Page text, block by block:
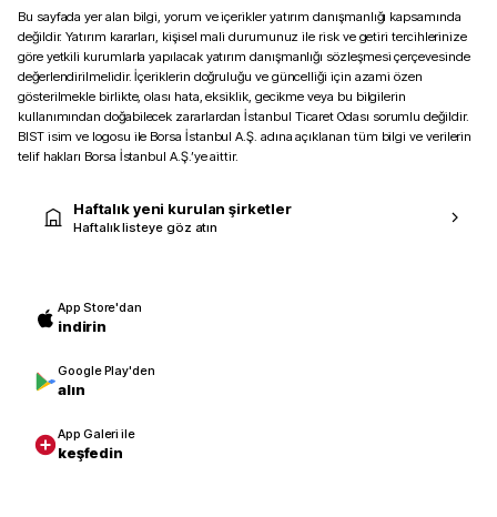
Bu sayfada yer alan bilgi, yorum ve içerikler yatırım danışmanlığı kapsamında
değildir. Yatırım kararları, kişisel mali durumunuz ile risk ve getiri tercihlerinize
göre yetkili kurumlarla yapılacak yatırım danışmanlığı sözleşmesi çerçevesinde
değerlendirilmelidir. İçeriklerin doğruluğu ve güncelliği için azami özen
gösterilmekle birlikte, olası hata, eksiklik, gecikme veya bu bilgilerin
kullanımından doğabilecek zararlardan İstanbul Ticaret Odası sorumlu değildir.
BIST isim ve logosu ile Borsa İstanbul A.Ş. adına açıklanan tüm bilgi ve verilerin
telif hakları Borsa İstanbul A.Ş.’ye aittir.
Haftalık yeni kurulan şirketler
Haftalık listeye göz atın
App Store'dan
indirin
Google Play'den
alın
App Galeri ile
keşfedin